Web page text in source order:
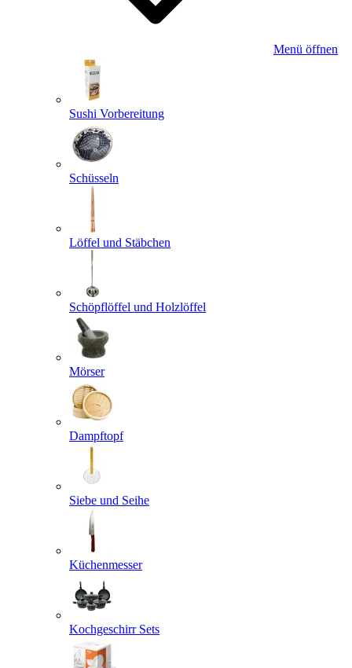
Menü öffnen
Sushi Vorbereitung
Schüsseln
Löffel und Stäbchen
Schöpflöffel und Holzlöffel
Mörser
Dampftopf
Siebe und Seihe
Küchenmesser
Kochgeschirr Sets